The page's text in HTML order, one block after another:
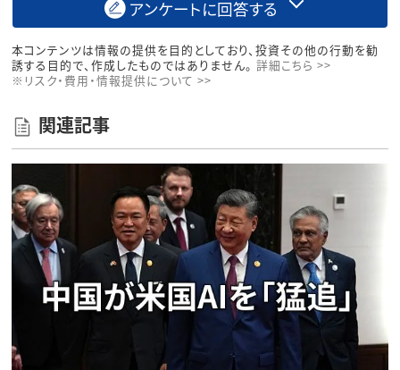
アンケートに回答する
本コンテンツは情報の提供を目的としており、投資その他の行動を勧
誘する目的で、作成したものではありません。 詳細こちら >>
※リスク・費用・情報提供について >>
関連記事